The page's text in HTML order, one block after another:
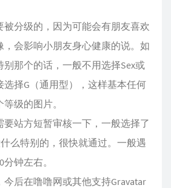
被分级的，因为可能会有朋友喜欢
，会影响小朋友身心健康的说。如
那个的话，一般不用选择Sex或
择G（通用型），这样基本任何
级的图片。
要站方短暂审核一下，一般选择了
么特别的，很快就通过。一般遇
钟左右。
今后在噜噜网或其他支持Gravatar